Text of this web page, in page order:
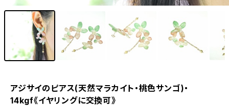
アジサイのピアス(天然マラカイト・桃色サンゴ)・
14kgf《イヤリングに交換可》